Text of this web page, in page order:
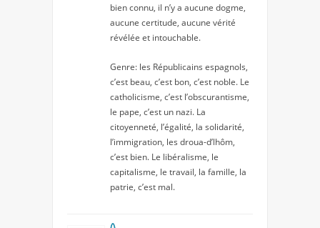
bien connu, il n’y a aucune dogme,
aucune certitude, aucune vérité
révélée et intouchable.
Genre: les Républicains espagnols,
c’est beau, c’est bon, c’est noble. Le
catholicisme, c’est l’obscurantisme,
le pape, c’est un nazi. La
citoyenneté, l’égalité, la solidarité,
l’immigration, les droua-d’lhôm,
c’est bien. Le libéralisme, le
capitalisme, le travail, la famille, la
patrie, c’est mal.